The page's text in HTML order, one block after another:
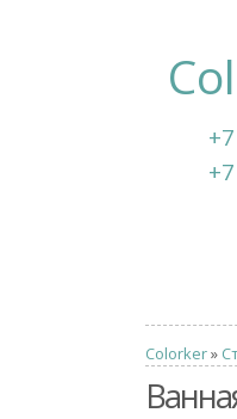
Colorker»